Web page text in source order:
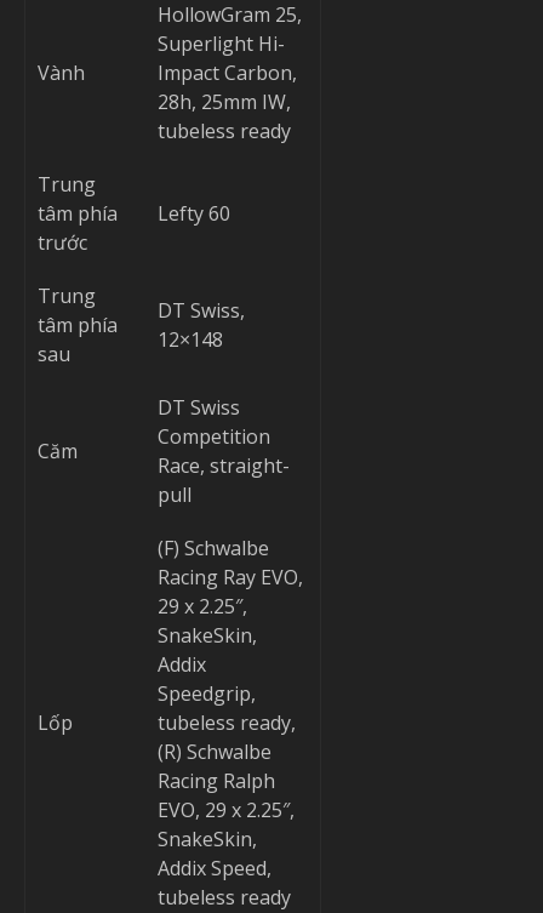
Vành
HollowGram 25,
Superlight Hi-
Impact Carbon,
28h, 25mm IW,
tubeless ready
Trung
tâm phía
trước
Lefty 60
Trung
tâm phía
sau
DT Swiss,
12×148
Căm
DT Swiss
Competition
Race, straight-
pull
Lốp
(F) Schwalbe
Racing Ray EVO,
29 x 2.25″,
SnakeSkin,
Addix
Speedgrip,
tubeless ready,
(R) Schwalbe
Racing Ralph
EVO, 29 x 2.25″,
SnakeSkin,
Addix Speed,
tubeless ready